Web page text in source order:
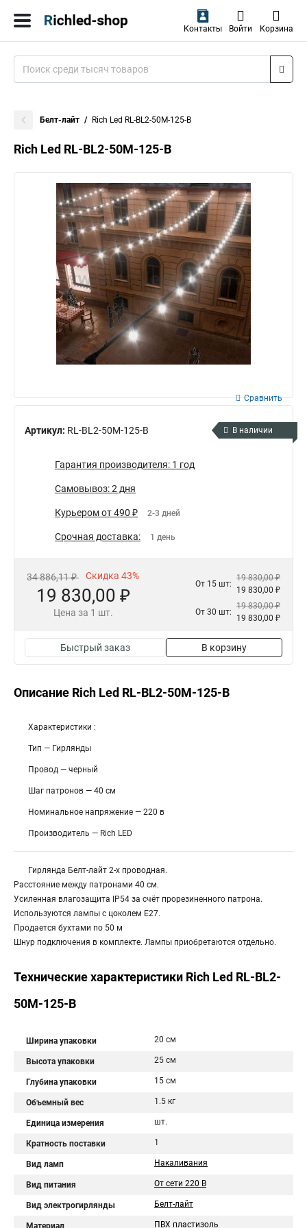
Контакты Войти Корзина
Белт-лайт Rich Led RL-BL2-50M-125-B
Rich Led RL-BL2-50M-125-B
Артикул: RL-BL2-50M-125-B
Сравнить
В наличии
Гарантия производителя: 1 год
Самовывоз: 2 дня
Курьером от 490 ₽ 2-3 дней
Срочная доставка: 1 день
34 886,11 ₽ Скидка 43%
19 830,00 ₽
Цена за 1 шт.
От 15 шт:
19 830,00 ₽
19 830,00 ₽
От 30 шт:
19 830,00 ₽
19 830,00 ₽
Быстрый заказ В корзину
Описание Rich Led RL-BL2-50M-125-B
Характеристики :
Тип — Гирлянды
Провод — черный
Шаг патронов — 40 см
Номинальное напряжение — 220 в
Производитель — Rich LED
Гирлянда Белт-лайт 2-х проводная.
Расстояние между патронами 40 см.
Усиленная влагозащита IP54 за счёт прорезиненного патрона.
Используются лампы с цоколем Е27.
Продается бухтами по 50 м
Шнур подключения в комплекте. Лампы приобретаются отдельно.
Технические характеристики Rich Led RL-BL2-
50M-125-B
Ширина упаковки 20 см
Высота упаковки 25 см
Глубина упаковки 15 см
Объемный вес 1.5 кг
Единица измерения шт.
Кратность поставки 1
Вид ламп Накаливания
Вид питания От сети 220 В
Вид электрогирлянды Белт-лайт
Материал ПВХ пластизоль